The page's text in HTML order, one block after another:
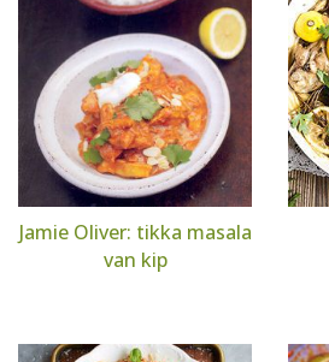
Jamie Oliver: tikka masala
van kip